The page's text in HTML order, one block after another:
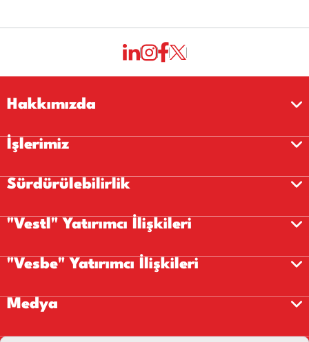
Hakkımızda
İşlerimiz
Sürdürülebilirlik
"Vestl" Yatırımcı İlişkileri
"Vesbe" Yatırımcı İlişkileri
Medya